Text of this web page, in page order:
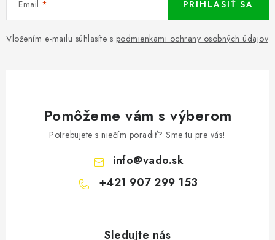
Email
Vložením e-mailu súhlasíte s podmienkami ochrany osobných údajov
PRIHLÁSIŤ SA
Pomôžeme vám s výberom
Potrebujete s niečím poradiť? Sme tu pre vás!
info@vado.sk
+421 907 299 153